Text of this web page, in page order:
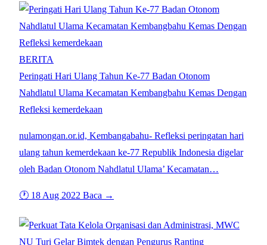
BERITA
Peringati Hari Ulang Tahun Ke-77 Badan Otonom
Nahdlatul Ulama Kecamatan Kembangbahu Kemas Dengan
Refleksi kemerdekaan
nulamongan.or.id, Kembangabahu- Refleksi peringatan hari
ulang tahun kemerdekaan ke-77 Republik Indonesia digelar
oleh Badan Otonom Nahdlatul Ulama’ Kecamatan…
🕐 18 Aug 2022 Baca →